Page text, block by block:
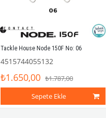
Tackle House Node 150F No: 06
4515744055132
₺1.650,00 ₺1.787,00
Sepete Ekle